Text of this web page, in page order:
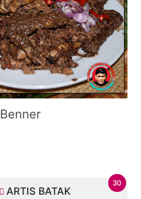
ARTIS BATAK
30